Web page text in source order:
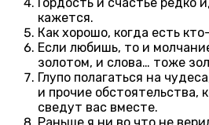
кажется.
Как хорошо, когда есть
Если любишь, то и
золотом, и слова… тоже
Глупо полагаться на
и прочие обстоятельства,
сведут вас вместе.